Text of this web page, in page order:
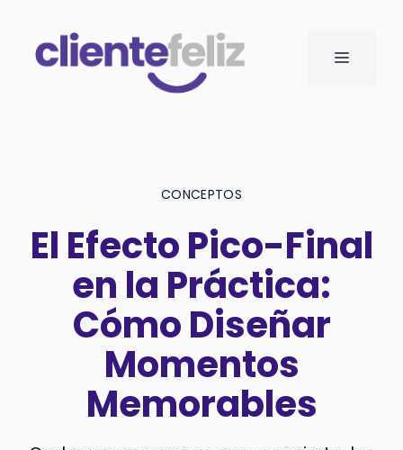
contenido
MENÚ
CONCEPTOS
El Efecto Pico-Final
en la Práctica:
Cómo Diseñar
Momentos
Memorables